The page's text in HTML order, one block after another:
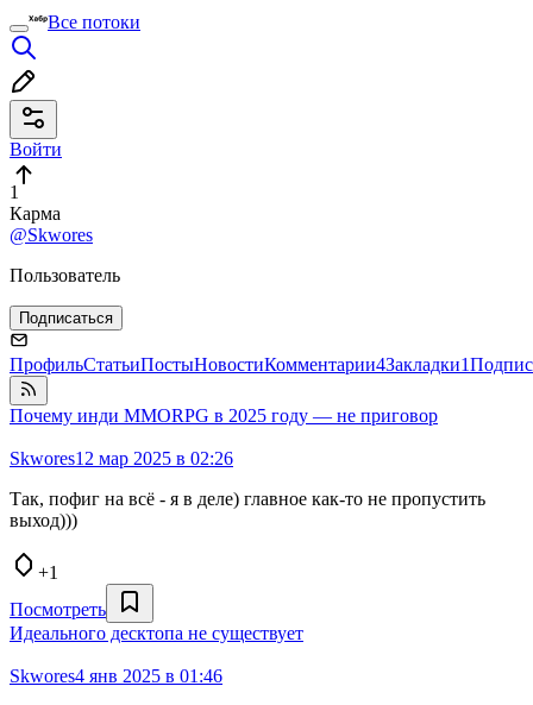
Все потоки
Войти
1
Карма
@Skwores
Пользователь
Подписаться
ПрофильСтатьиПостыНовостиКомментарии4Закладки1
Почему инди MMORPG в 2025 году — не приговор
Skwores12 мар 2025 в 02:26
Так, пофиг на всё - я в деле) главное как-то не пропустить
выход)))
+1
Посмотреть
Идеального десктопа не существует
Skwores4 янв 2025 в 01:46